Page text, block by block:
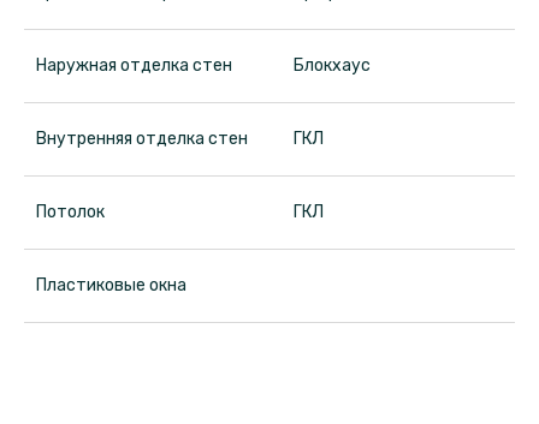
Наружная отделка стен Блокхаус
Внутренняя отделка стен ГКЛ
Потолок ГКЛ
Пластиковые окна